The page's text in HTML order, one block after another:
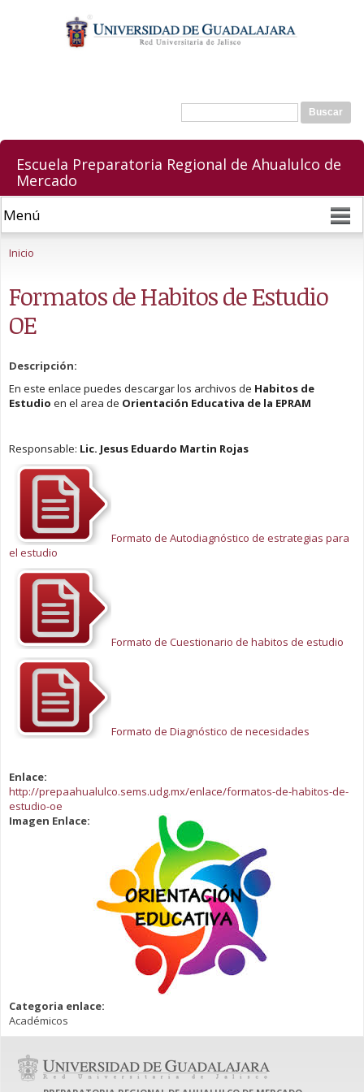
contenido
principal
Formulario de búsqueda
Buscar
Escuela Preparatoria Regional de Ahualulco de
Mercado
Inicio
Formatos de Habitos de Estudio
OE
Descripción:
En este enlace puedes descargar los archivos de Habitos de
Estudio en el area de Orientación Educativa de la EPRAM
Responsable: Lic. Jesus Eduardo Martin Rojas
Formato de Autodiagnóstico de estrategias para
el estudio
Formato de Cuestionario de habitos de estudio
Formato de Diagnóstico de necesidades
Enlace:
http://prepaahualulco.sems.udg.mx/enlace/formatos-de-habitos-de-
estudio-oe
Imagen Enlace:
Categoria enlace:
Académicos